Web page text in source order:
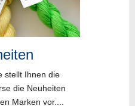
stellt Ihnen die
die Neuheiten
Marken vor....